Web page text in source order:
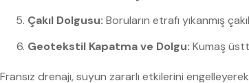
Çakıl Dolgusu: Boruların etrafı yıkanmış
Geotekstil Kapatma ve Dolgu: Kumaş
Fransız drenajı, suyun zararlı etkilerini